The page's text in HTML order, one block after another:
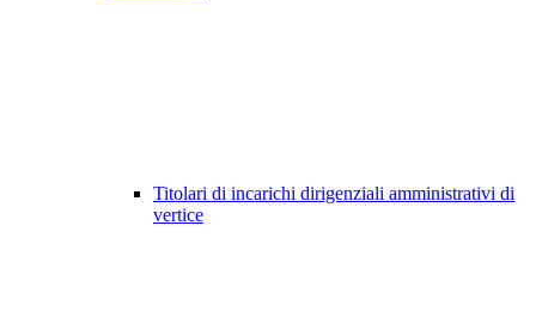
Titolari di incarichi dirigenziali amministrativi di
vertice